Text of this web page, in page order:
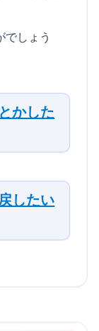
しょう
かした
したい